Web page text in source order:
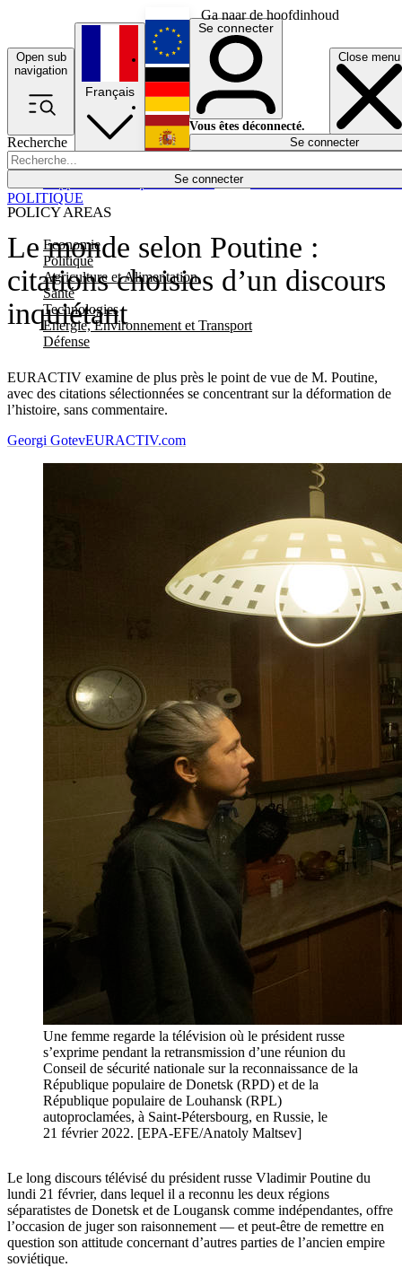
Ga naar de hoofdinhoud
Open sub
navigation
Close menu
Recherche
Se connecter
POLICY AREAS
Economie
Politique
Agriculture et Alimentation
Santé
Technologies
Energie, Environnement et Transport
Défense
Économie
Français
English
Deutsch
Español
Se connecter
Vous êtes déconnecté.
Se connecter
Le monde selon Poutine :
citations choisies d’un discours
inquiétant
EURACTIV examine de plus près le point de vue de M. Poutine,
avec des citations sélectionnées se concentrant sur la déformation de
l’histoire, sans commentaire.
POLITIQUE
Georgi GotevEURACTIV.com
Une femme regarde la télévision où le président russe
s’exprime pendant la retransmission d’une réunion du
Conseil de sécurité nationale sur la reconnaissance de la
République populaire de Donetsk (RPD) et de la
République populaire de Louhansk (RPL)
autoproclamées, à Saint-Pétersbourg, en Russie, le
21 février 2022. [EPA-EFE/Anatoly Maltsev]
Le long discours télévisé du président russe Vladimir Poutine du
lundi 21 février, dans lequel il a reconnu les deux régions
séparatistes de Donetsk et de Lougansk comme indépendantes, offre
l’occasion de juger son raisonnement — et peut-être de remettre en
question son attitude concernant d’autres parties de l’ancien empire
soviétique.